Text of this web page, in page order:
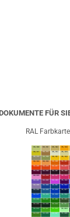
FÜR
RAL Farbkarte